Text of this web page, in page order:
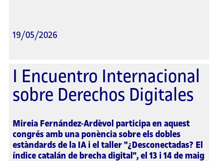
19/05/2026
I Encuentro Internacional
sobre Derechos Digitales
Mireia Fernández-Ardèvol participa en aquest
congrés amb una ponència sobre els dobles
estàndards de la IA i el taller "¿Desconectadas? El
índice catalán de brecha digital", el 13 i 14 de maig